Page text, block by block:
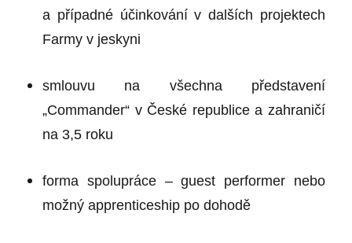
a případné účinkování v dalších projektech
Farmy v jeskyni
smlouvu na všechna představení
„Commander“ v České republice a zahraničí
na 3,5 roku
forma spolupráce – guest performer nebo
možný apprenticeship po dohodě